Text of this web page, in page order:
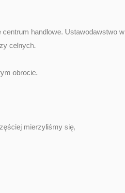
handlowe. Ustawodawstwo w
celnych.
obrocie.
mierzyliśmy się,